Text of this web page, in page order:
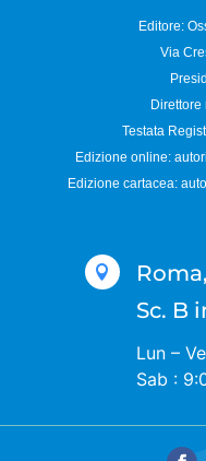
Editore:
Via
Testata
Edizione online:
Edizione cartacea:

Sc. B
Lun –
Sab :